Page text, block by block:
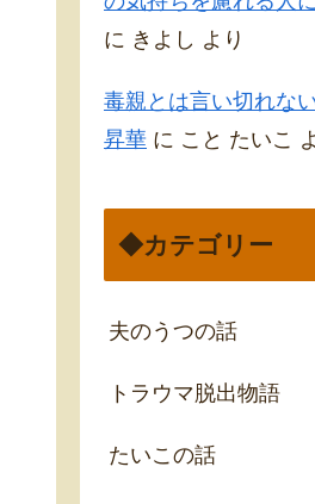
に きよし より
毒親とは言い切れな
昇華 に こと たいこ
◆カテゴリー
夫のうつの話
トラウマ脱出物語
たいこの話